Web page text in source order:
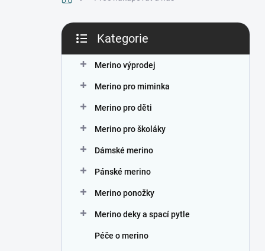
P
s
kategorie
Kategorie
Merino výprodej
Merino pro miminka
Merino pro děti
Merino pro školáky
Dámské merino
Pánské merino
Merino ponožky
Merino deky a spací pytle
Péče o merino